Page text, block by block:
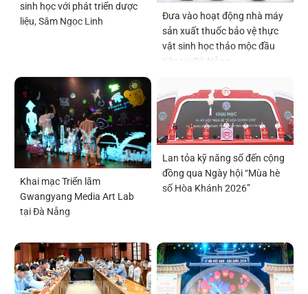
sinh học với phát triển dược
liệu, Sâm Ngọc Linh
Đưa vào hoạt động nhà máy
sản xuất thuốc bảo vệ thực
vật sinh học thảo mộc đầu
tiên tại Đà Nẵng
Khai mạc Triển lãm
Gwangyang Media Art Lab
tại Đà Nẵng
Lan tỏa kỹ năng số đến cộng
đồng qua Ngày hội “Mùa hè
số Hòa Khánh 2026”